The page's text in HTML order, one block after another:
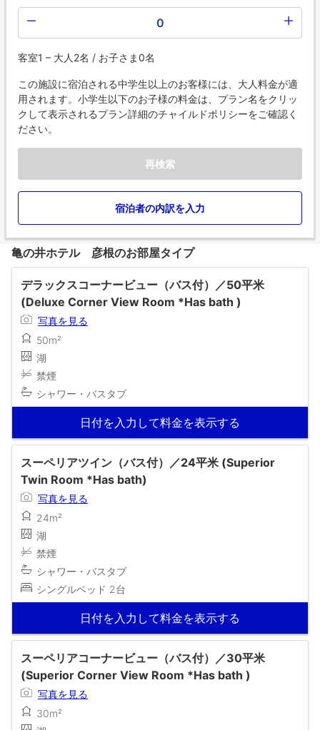
0
客室1 – 大人2名 / お子さま0名
この施設に宿泊される中学生以上のお客様には、大人料金が適
用されます。小学生以下のお子様の料金は、プラン名をクリッ
クして表示されるプラン詳細のチャイルドポリシーをご確認く
ださい。
再検索
宿泊者の内訳を入力
亀の井ホテル 彦根のお部屋タイプ
デラックスコーナービュー（バス付）／50平米
(Deluxe Corner View Room *Has bath )
写真を見る
50m²
湖
禁煙
シャワー・バスタブ
日付を入力して料金を表示する
スーペリアツイン（バス付）／24平米 (Superior
Twin Room *Has bath)
写真を見る
24m²
湖
禁煙
シャワー・バスタブ
シングルベッド 2台
日付を入力して料金を表示する
スーペリアコーナービュー（バス付）／30平米
(Superior Corner View Room *Has bath )
写真を見る
30m²